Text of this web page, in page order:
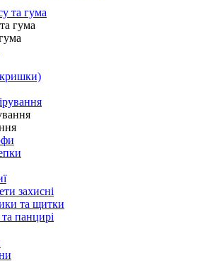
та гума
гума
захисні
та щитки
панцирі